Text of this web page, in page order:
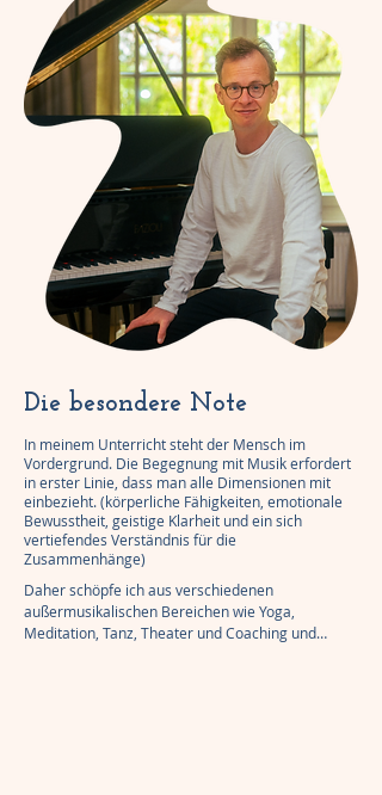
New York) für Deutsch und Musik
- Engagements in verschiedenen Orchestern,
Ensembles und solistische Tätigkeiten
- Wettbewerbspreisträger
Die besondere Note
In meinem Unterricht steht der Mensch im
Vordergrund. Die Begegnung mit Musik erfordert
in erster Linie, dass man alle Dimensionen mit
einbezieht. (körperliche Fähigkeiten, emotionale
Bewusstheit, geistige Klarheit und ein sich
vertiefendes Verständnis für die
Zusammenhänge)
Daher schöpfe ich aus verschiedenen
außermusikalischen Bereichen wie Yoga,
Meditation, Tanz, Theater und Coaching und